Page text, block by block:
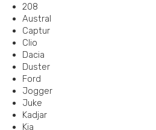
208
Austral
Captur
Clio
Dacia
Duster
Ford
Jogger
Juke
Kadjar
Kia